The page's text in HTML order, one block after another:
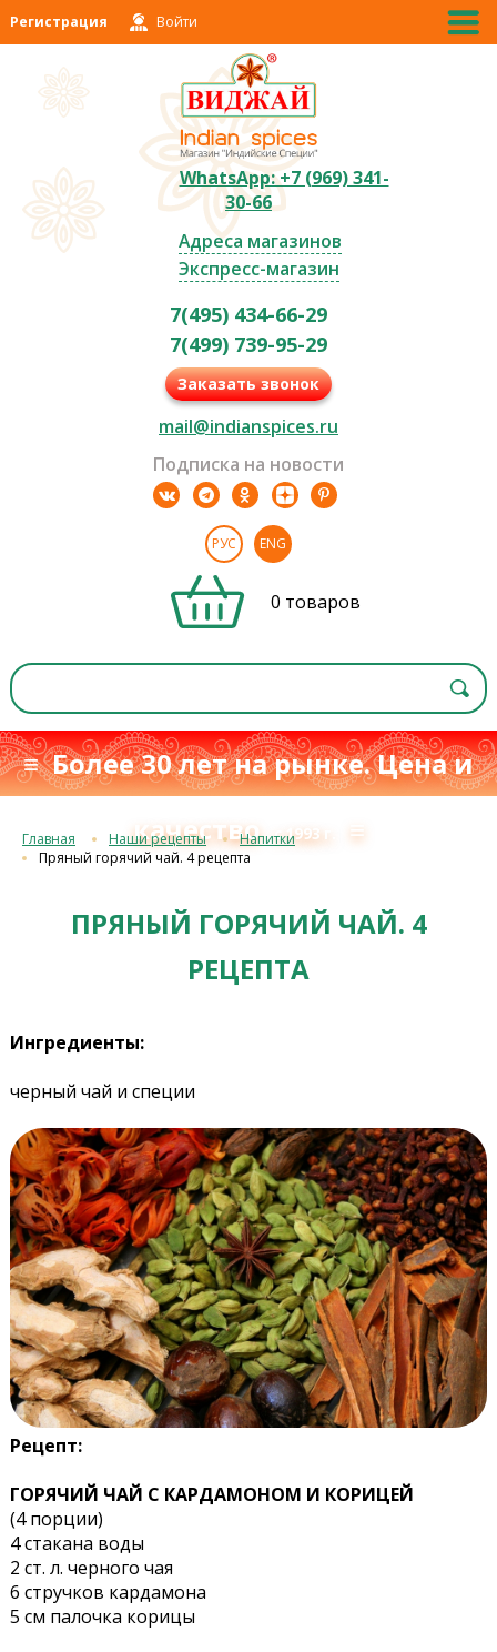
Регистрация Войти
WhatsApp: +7 (969) 341-
30-66
Адреса магазинов
Экспресс-магазин
7(495) 434-66-29
7(499) 739-95-29
Заказать звонок
mail@indianspices.ru
Подписка на новости
РУС ENG
0 товаров
≡ Более 30 лет на рынке. Цена и
качествос 1993 г. ≡
Главная Наши рецепты
Напитки
Пряный горячий чай. 4 рецепта
ПРЯНЫЙ ГОРЯЧИЙ ЧАЙ. 4
РЕЦЕПТА
Ингредиенты:
черный чай и специи
Рецепт:
ГОРЯЧИЙ ЧАЙ С КАРДАМОНОМ И КОРИЦЕЙ
(4 порции)
4 стакана воды
2 ст. л. черного чая
6 стручков кардамона
5 см палочка корицы